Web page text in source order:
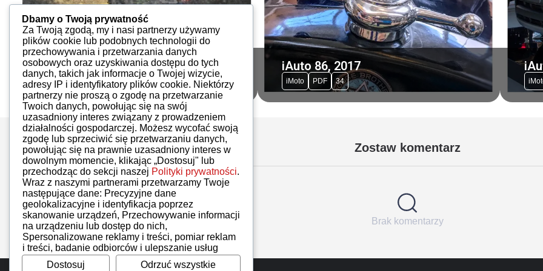
iAuto nr 162
iMoto PDF 58
iAuto 86, 2017
iMoto PDF 34
Zostaw komentarz
Brak komentarzy
Dbamy o Twoją prywatność
Za Twoją zgodą, my i nasi partnerzy używamy
plików cookie lub podobnych technologii do
przechowywania i przetwarzania danych
osobowych oraz uzyskiwania dostępu do tych
danych, takich jak informacje o Twojej wizycie,
adresy IP i identyfikatory plików cookie. Niektórzy
partnerzy nie proszą o zgodę na przetwarzanie
Twoich danych, powołując się na swój
uzasadniony interes związany z prowadzeniem
działalności gospodarczej. Możesz wycofać swoją
zgodę lub sprzeciwić się przetwarzaniu danych,
powołując się na prawnie uzasadniony interes w
dowolnym momencie, klikając „Dostosuj" lub
przechodząc do sekcji naszej Polityki prywatności.
Wraz z naszymi partnerami przetwarzamy Twoje
następujące dane: Precyzyjne dane
geolokalizacyjne i identyfikacja poprzez
skanowanie urządzeń, Przechowywanie informacji
na urządzeniu lub dostęp do nich,
Spersonalizowane reklamy i treści, pomiar reklam
i treści, badanie odbiorców i ulepszanie usług
Dostosuj
Odrzuć wszystkie